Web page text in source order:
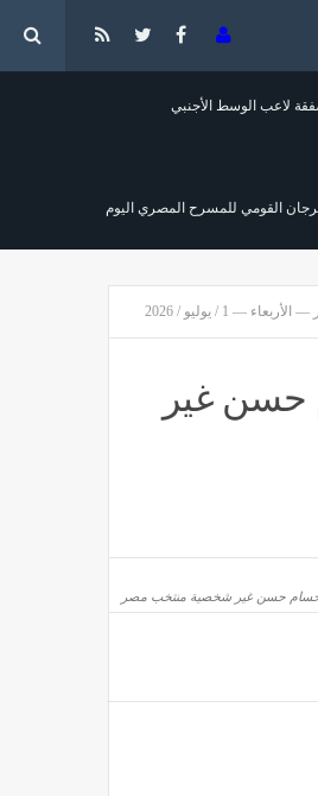
لاعب الوسط الأجنبي
القومي للمسرح المصري اليوم
8 أغسطس 2026
— 1 / يوليو / 2026
حسن غير
وحسام حسن غير شخصية منتخب مصر